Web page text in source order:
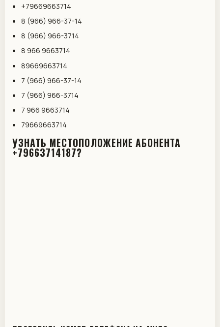
+79669663714
8 (966) 966-37-14
8 (966) 966-3714
8 966 9663714
89669663714
7 (966) 966-37-14
7 (966) 966-3714
7 966 9663714
79669663714
УЗНАТЬ МЕСТОПОЛОЖЕНИЕ АБОНЕНТА
+79663714187?